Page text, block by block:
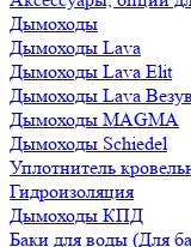
Дымоходы
Дымоходы Lava
Дымоходы Lava Elit
Дымоходы Lava
Дымоходы MAGMA
Дымоходы Schiedel
Уплотнитель
Гидроизоляция
Дымоходы КПД
Баки для воды (Для